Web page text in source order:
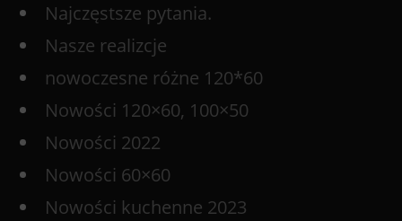
Najczęstsze pytania.
Nasze realizcje
nowoczesne różne 120*60
Nowości 120×60, 100×50
Nowości 2022
Nowości 60×60
Nowości kuchenne 2023